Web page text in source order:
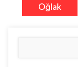
Oğlak